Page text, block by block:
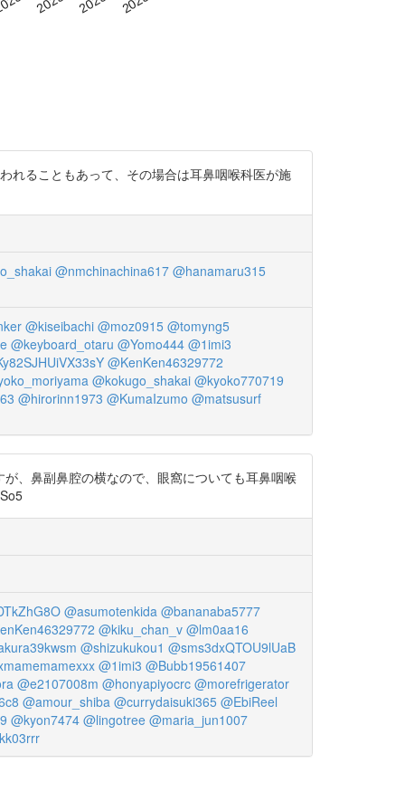
れることもあって、その場合は耳鼻咽喉科医が施
@nmchinachina617 @hanamaru315
@kiseibachi @moz0915 @tomyng5
@keyboard_otaru @Yomo444 @1imi3
@KenKen46329772
@kokugo_shakai @kyoko770719
@hirorinn1973 @KumaIzumo @matsusurf
、鼻副鼻腔の横なので、眼窩についても耳鼻咽喉
@asumotenkida @bananaba5777
@kiku_chan_v @lm0aa16
@shizukukou1 @sms3dxQTOU9lUaB
@1imi3 @Bubb19561407
@e2107008m @honyapiyocrc @morefrigerator
@amour_shiba @currydaisuki365 @EbiReel
@kyon7474 @lingotree @maria_jun1007